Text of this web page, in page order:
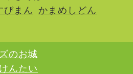
びまん
かまめしどん
のお城
んたい